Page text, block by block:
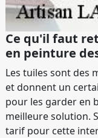
Ce qu'il faut
en peinture
Les tuiles sont des
et donnent un
pour les garder en
meilleure solution.
tarif pour cette